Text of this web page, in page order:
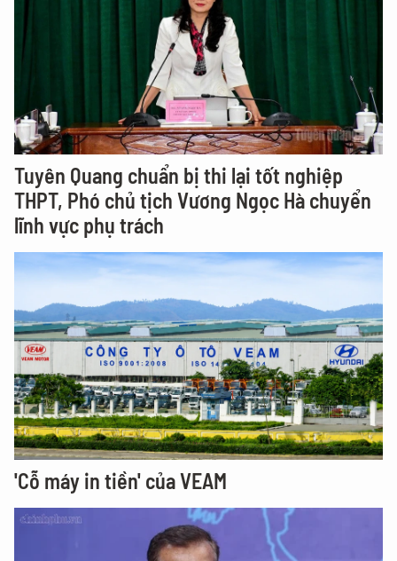
Tuyên Quang chuẩn bị thi lại tốt nghiệp
THPT, Phó chủ tịch Vương Ngọc Hà chuyển
lĩnh vực phụ trách
'Cỗ máy in tiền' của VEAM